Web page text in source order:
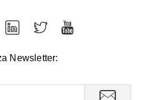
Newsletter: